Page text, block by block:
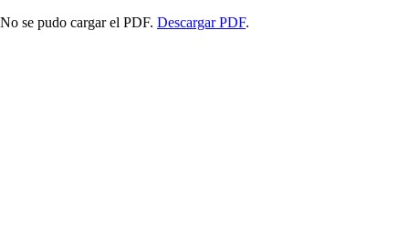
No se pudo cargar el PDF. Descargar PDF.